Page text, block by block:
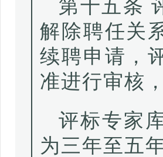
第十五条
解除聘任关
续聘申请，
准进行审核
评标专家
为三年至五年